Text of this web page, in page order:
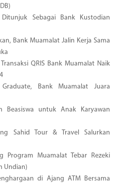
Sebagai Bank Kustodian
Bank Muamalat Jalin Kerja Sama
QRIS Bank Muamalat Naik
Bank Muamalat Juara
Beasiswa untuk Anak Karyawan
Sahid Tour & Travel Salurkan
Program Muamalat Tebar Rezeki
Undian)
di Ajang ATM Bersama